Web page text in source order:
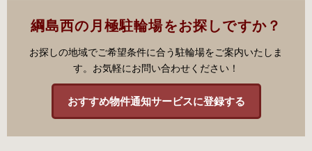
綱島西の月極駐輪場をお探しですか？
お探しの地域でご希望条件に合う駐輪場をご案内いたしま
す。お気軽にお問い合わせください！
おすすめ物件通知サービスに登録する